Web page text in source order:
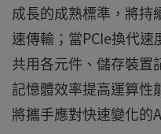
成長的成熟標準，將持
速傳輸；當PCIe換代速
共用各元件、儲存裝置
記憶體效率提高運算性
將攜手應對快速變化的